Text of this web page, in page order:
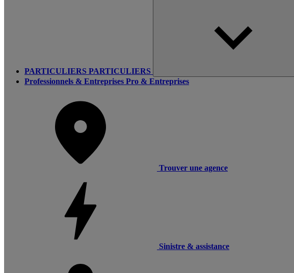
PARTICULIERS PARTICULIERS
Professionnels & Entreprises Pro & Entreprises
Trouver une agence
Sinistre & assistance